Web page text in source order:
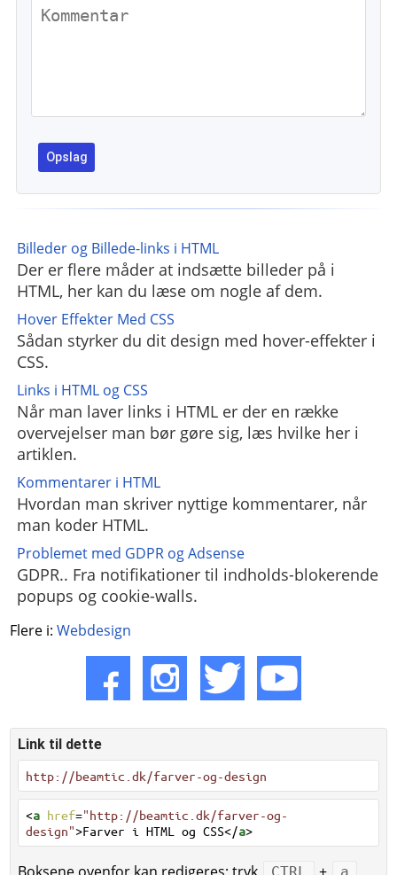
Billeder og Billede-links i HTML
Der er flere måder at indsætte billeder på i
HTML, her kan du læse om nogle af dem.
Hover Effekter Med CSS
Sådan styrker du dit design med hover-effekter i
CSS.
Links i HTML og CSS
Når man laver links i HTML er der en række
overvejelser man bør gøre sig, læs hvilke her i
artiklen.
Kommentarer i HTML
Hvordan man skriver nyttige kommentarer, når
man koder HTML.
Problemet med GDPR og Adsense
GDPR.. Fra notifikationer til indholds-blokerende
popups og cookie-walls.
Flere i:Webdesign
Link til dette
http://beamtic.dk/farver-og-design
<a href="http://beamtic.dk/farver-og-
design">Farver i HTML og CSS</a>